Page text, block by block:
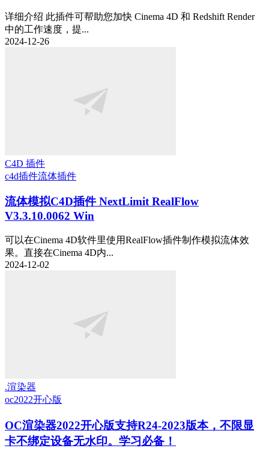
详细介绍 此插件可帮助您加快 Cinema 4D 和 Redshift Render
中的工作速度，提...
2024-12-26
C4D 插件
c4d插件流体插件
流体模拟C4D插件 NextLimit RealFlow
V3.3.10.0062 Win
可以在Cinema 4D软件里使用RealFlow插件制作模拟流体效
果。直接在Cinema 4D内...
2024-12-02
.渲染器
oc2022开心版
OC渲染器2022开心版支持R24-2023版本，不限显
卡不绑定设备无水印。学习必备！